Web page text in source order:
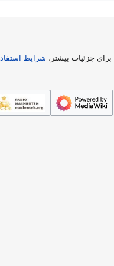
جزئیات بیشتر، شرایط